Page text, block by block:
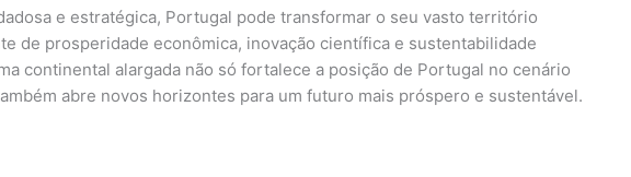
e estratégica, Portugal pode transformar o seu vasto território
de prosperidade econômica, inovação científica e sustentabilidade
continental alargada não só fortalece a posição de Portugal no cenário
abre novos horizontes para um futuro mais próspero e sustentável.